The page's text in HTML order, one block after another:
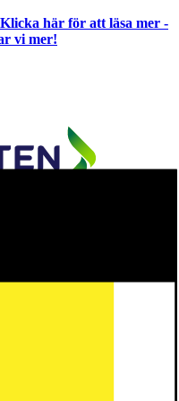
Klicka här för att läsa mer -
vi mer!